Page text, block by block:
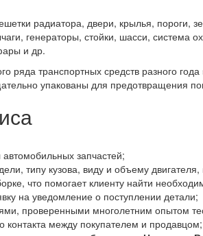
радиатора, двери, крылья, пороги,
генераторы, стойки, шасси, система
и др.
ряда транспортных средств разного
упакованы для предотвращения
запчастей;
типу кузова, виду и объему
что помогает клиенту найти
на уведомление о поступлении детали;
проверенными многолетним опытом
между покупателем и продавцом;